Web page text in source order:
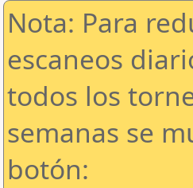
Nota: Para
escaneos
todos los
semanas se
botón: